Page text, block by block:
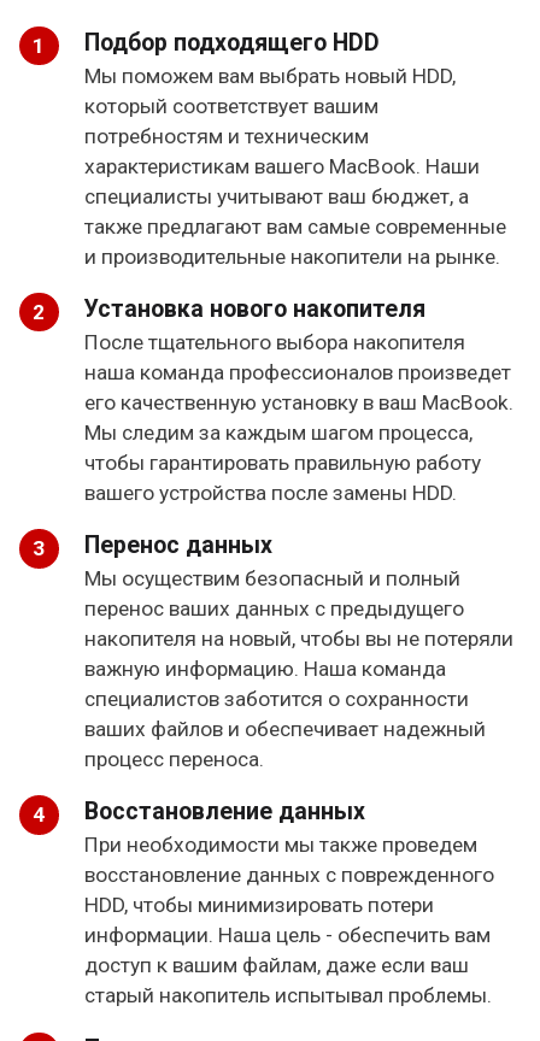
Подбор подходящего HDD
Мы поможем вам выбрать новый HDD,
который соответствует вашим
потребностям и техническим
характеристикам вашего MacBook. Наши
специалисты учитывают ваш бюджет, а
также предлагают вам самые современные
и производительные накопители на рынке.
Установка нового накопителя
После тщательного выбора накопителя
наша команда профессионалов произведет
его качественную установку в ваш MacBook.
Мы следим за каждым шагом процесса,
чтобы гарантировать правильную работу
вашего устройства после замены HDD.
Перенос данных
Мы осуществим безопасный и полный
перенос ваших данных с предыдущего
накопителя на новый, чтобы вы не потеряли
важную информацию. Наша команда
специалистов заботится о сохранности
ваших файлов и обеспечивает надежный
процесс переноса.
Восстановление данных
При необходимости мы также проведем
восстановление данных с поврежденного
HDD, чтобы минимизировать потери
информации. Наша цель - обеспечить вам
доступ к вашим файлам, даже если ваш
старый накопитель испытывал проблемы.